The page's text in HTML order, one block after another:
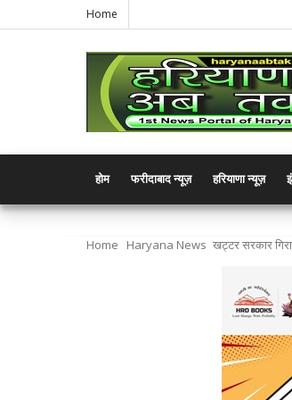
Home
होम फरीदाबाद न्यूज़ हरियाणा न्यूज़
Home Haryana News खट्टर सरकार